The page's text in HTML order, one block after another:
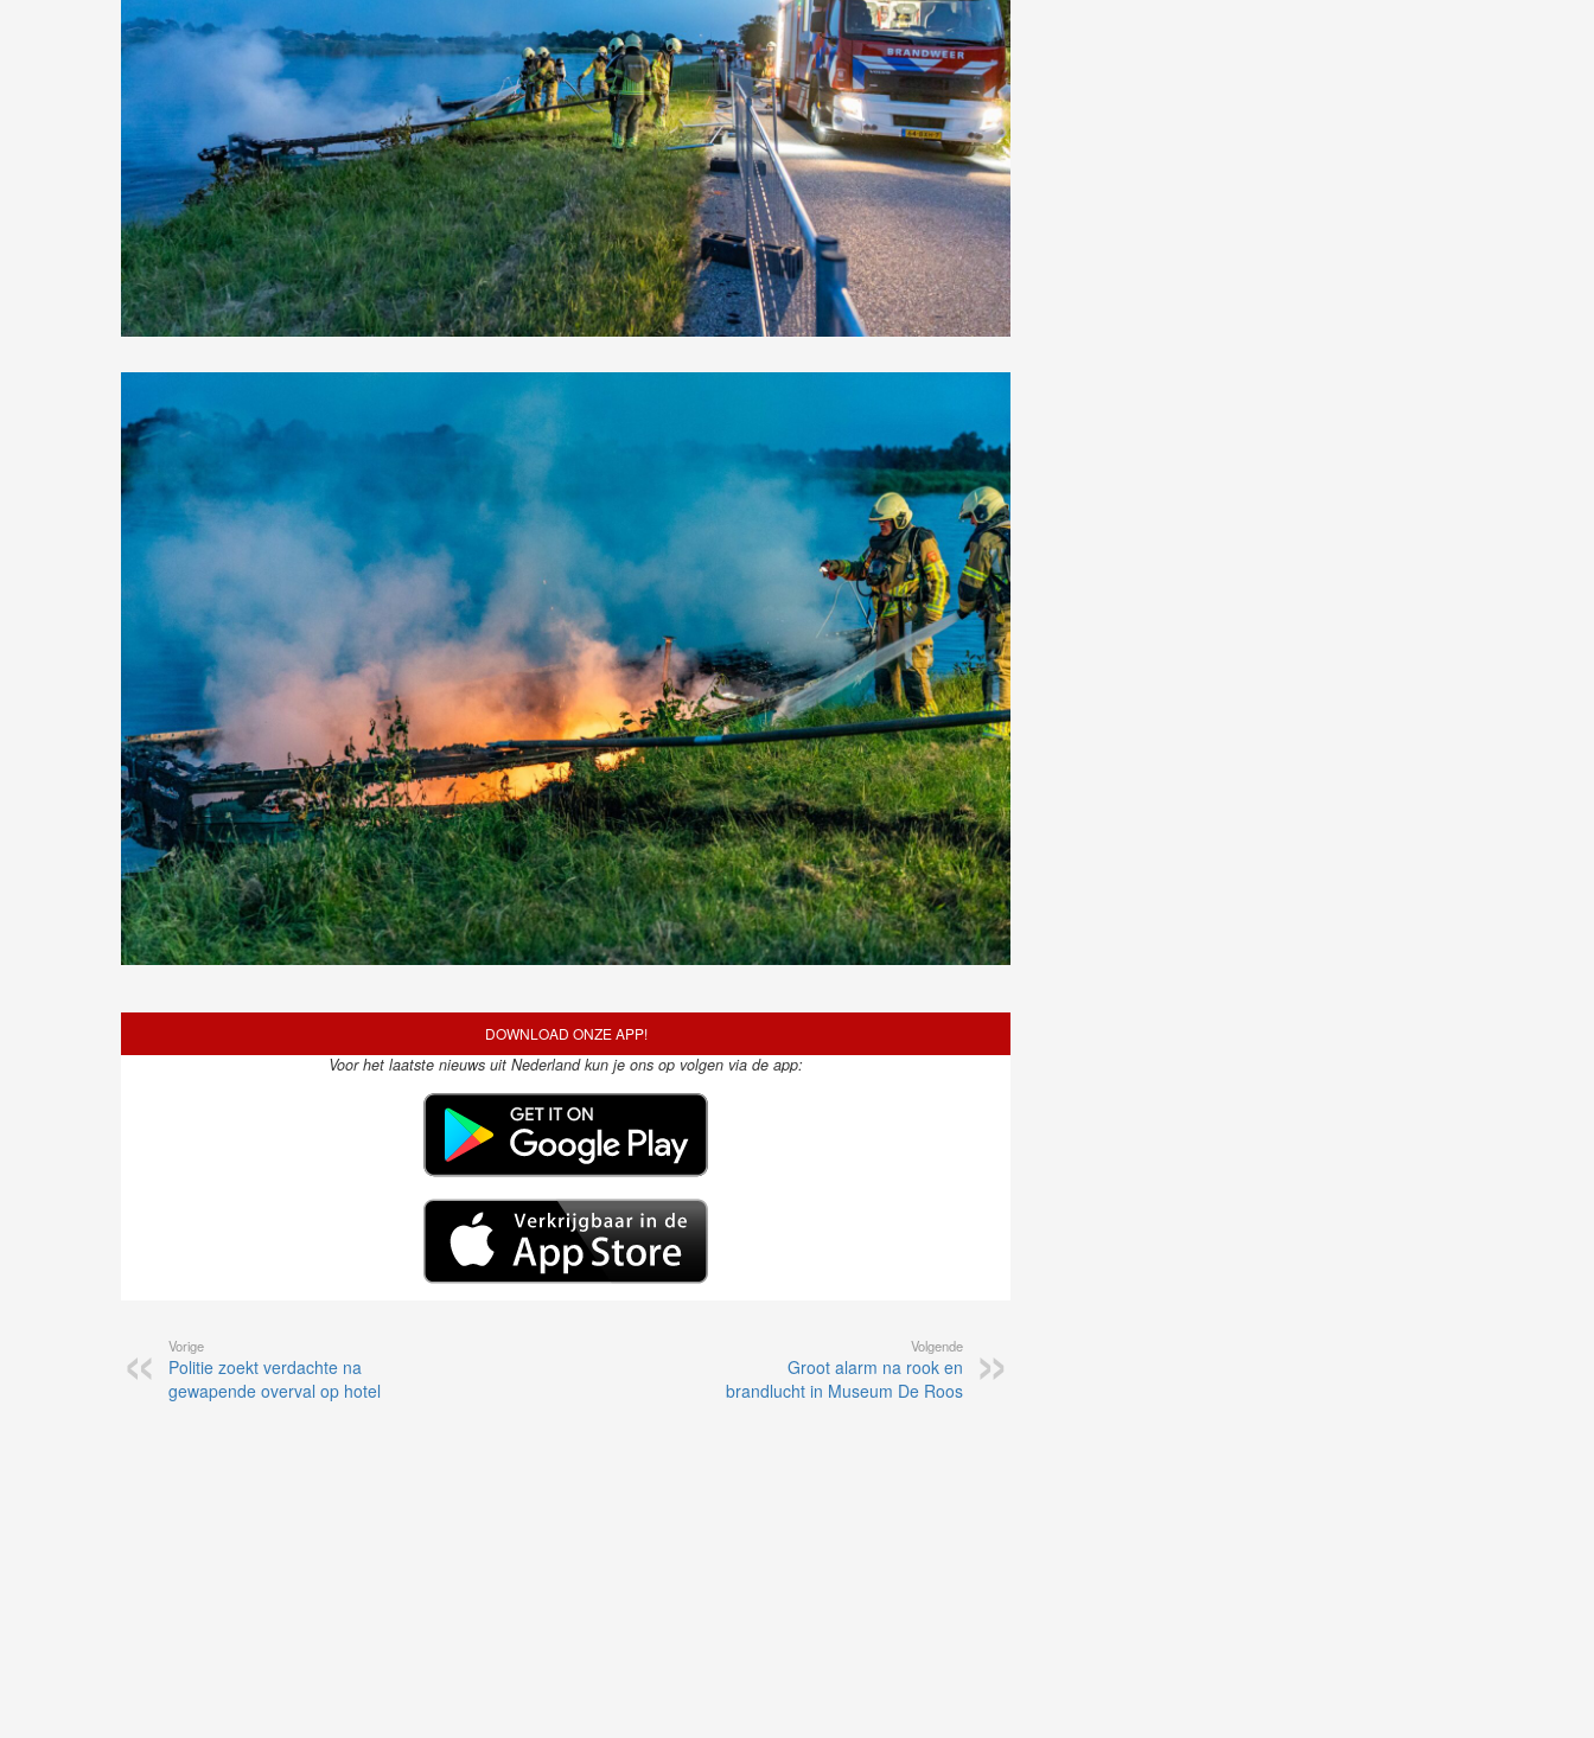
DOWNLOAD ONZE APP!
Voor het laatste nieuws uit Nederland kun je ons op volgen via de app:
Vorige
Politie zoekt verdachte na
gewapende overval op hotel
Volgende
Groot alarm na rook en
brandlucht in Museum De Roos